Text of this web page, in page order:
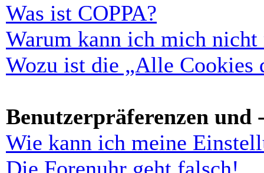
Was ist COPPA?
Warum kann ich mich nicht
Wozu ist die „Alle Cookies
Benutzerpräferenzen und
Wie kann ich meine